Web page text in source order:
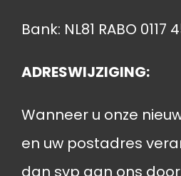
Bank: NL81 RABO 0117
ADRESWIJZIGING:
Wanneer u onze
en uw postadres
dan svp aan ons